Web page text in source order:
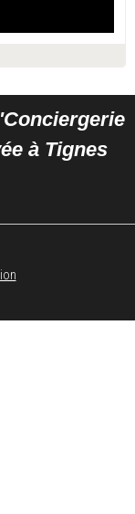
à Tignes